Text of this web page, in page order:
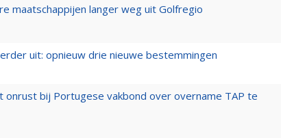
maatschappijen langer weg uit Golfregio
uit: opnieuw drie nieuwe bestemmingen
onrust bij Portugese vakbond over overname TAP te